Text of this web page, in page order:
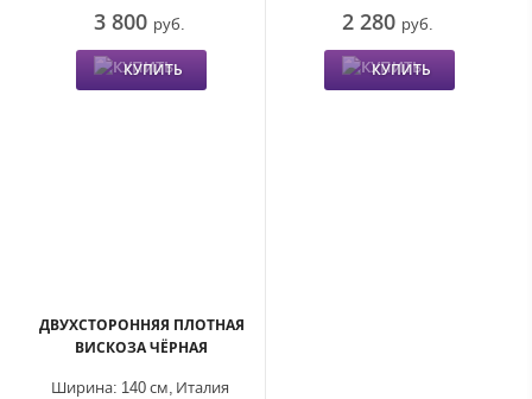
3 800 руб.
КУПИТЬ
2 280 руб.
КУПИТЬ
ДВУХСТОРОННЯЯ ПЛОТНАЯ
ВИСКОЗА ЧЁРНАЯ
Италия
Ширина: 140 см,